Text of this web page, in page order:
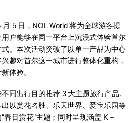
月 5 日，NOL World 将为全球游客提
户能够在同一平台上沉浸式体验首尔
。本次活动突破了以单一产品为中心
趣对首尔这一城市进行整体化重构，
体验。
同出行目的推荐 3 大主题旅行产品。
以赏花名胜、乐天世界、爱宝乐园等
春日赏花”主题；同时呈现涵盖 K－